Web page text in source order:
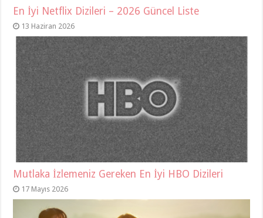
En İyi Netflix Dizileri – 2026 Güncel Liste
13 Haziran 2026
Mutlaka İzlemeniz Gereken En İyi HBO Dizileri
17 Mayıs 2026